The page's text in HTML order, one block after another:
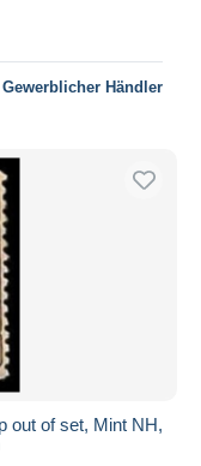
Gewerblicher Händler
out of set, Mint NH,